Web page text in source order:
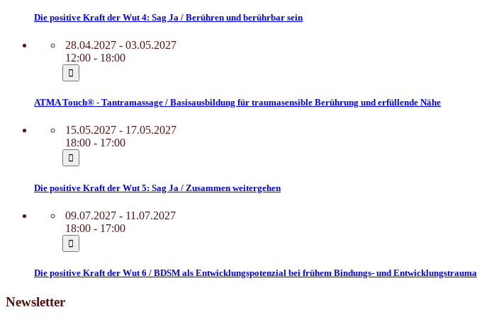
Die positive Kraft der Wut 4: Sag Ja / Berühren und berührbar sein
28.04.2027 - 03.05.2027
12:00 - 18:00
ATMA Touch® - Tantramassage / Basisausbildung für traumasensible Berührung und erfüllende Nähe
15.05.2027 - 17.05.2027
18:00 - 17:00
Die positive Kraft der Wut 5: Sag Ja / Zusammen weitergehen
09.07.2027 - 11.07.2027
18:00 - 17:00
Die positive Kraft der Wut 6 / BDSM als Entwicklungspotenzial bei frühem Bindungs- und Entwicklungstrauma
Newsletter